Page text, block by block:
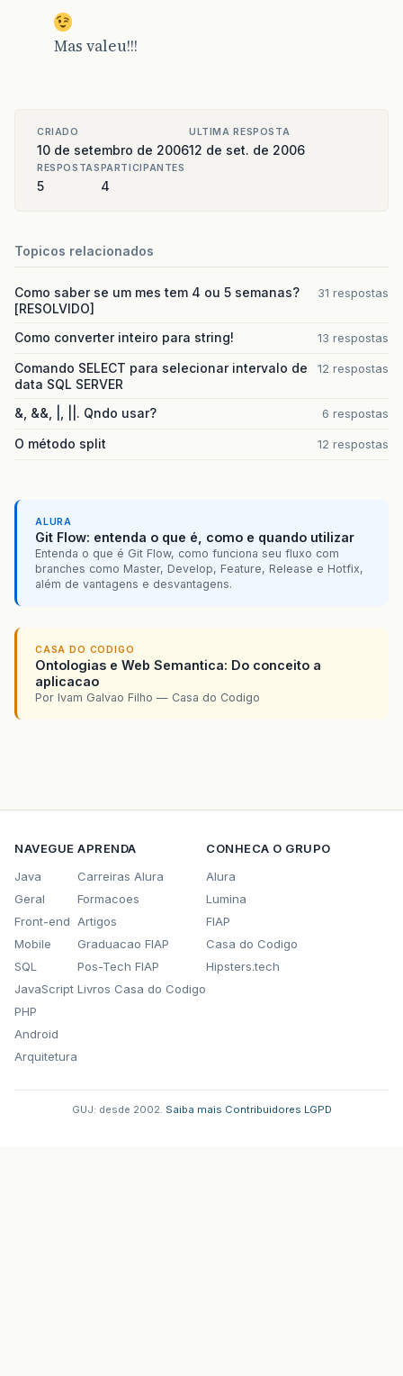
Mas valeu!!!
CRIADO
10 de setembro de 2006
ULTIMA RESPOSTA
12 de set. de 2006
RESPOSTAS
5
PARTICIPANTES
4
Topicos relacionados
Como saber se um mes tem 4 ou 5 semanas?
[RESOLVIDO]
31 respostas
Como converter inteiro para string! 13 respostas
Comando SELECT para selecionar intervalo de
data SQL SERVER
12 respostas
&, &&, |, ||. Qndo usar? 6 respostas
O método split 12 respostas
ALURA
Git Flow: entenda o que é, como e quando utilizar
Entenda o que é Git Flow, como funciona seu fluxo com
branches como Master, Develop, Feature, Release e Hotfix,
além de vantagens e desvantagens.
CASA DO CODIGO
Ontologias e Web Semantica: Do conceito a
aplicacao
Por Ivam Galvao Filho — Casa do Codigo
NAVEGUE
Java
Geral
Front-end
Mobile
SQL
JavaScript
PHP
Android
Arquitetura
APRENDA
Carreiras Alura
Formacoes
Artigos
Graduacao FIAP
Pos-Tech FIAP
Livros Casa do Codigo
CONHECA O GRUPO
Alura
Lumina
FIAP
Casa do Codigo
Hipsters.tech
GUJ: desde 2002. Saiba mais Contribuidores LGPD